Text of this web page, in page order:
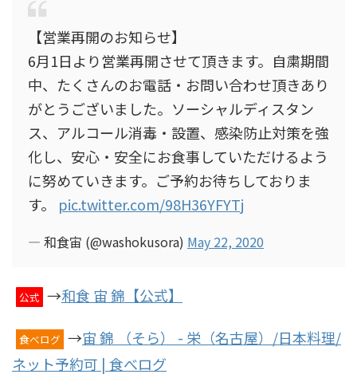
【営業再開のお知らせ】
6月1日より営業再開させて頂きます。自粛期間
中、たくさんのお電話・お問い合わせ頂きあり
がとうございました。ソーシャルディスタン
ス、アルコール消毒・設置、感染防止対策を強
化し、安心・安全にお食事していただけるよう
に努めていきます。ご予約お待ちしておりま
す。 pic.twitter.com/98H36YFYTj
— 和食宙 (@washokusora) May 22, 2020
公式 →和食 宙 錦【公式】
食べログ →宙 錦 （そら） - 栄（名古屋）/日本料理/
ネット予約可 | 食べログ